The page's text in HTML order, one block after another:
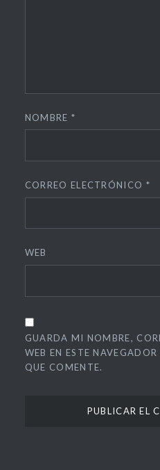
NOMBRE *
CORREO ELECTRÓNICO *
WEB
GUARDA MI NOMBRE,
WEB EN ESTE
QUE COMENTE.